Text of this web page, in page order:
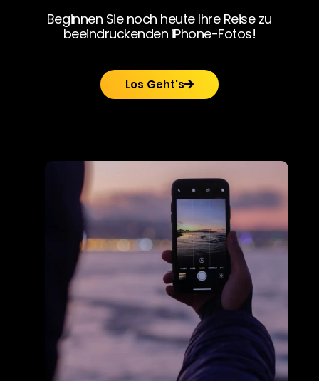
Beginnen Sie noch heute Ihre Reise zu
beeindruckenden iPhone-Fotos!
Los Geht's